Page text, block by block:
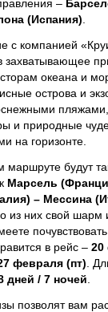
–
(Испания)
с компанией
захватывающее
океана и
острова и
и природные
на горизонте.
будут
Марсель
– Мессина
из них свой
почувствовать
в рейс – 20
февраля (пт) .
дней / 7 ночей
позволят вам